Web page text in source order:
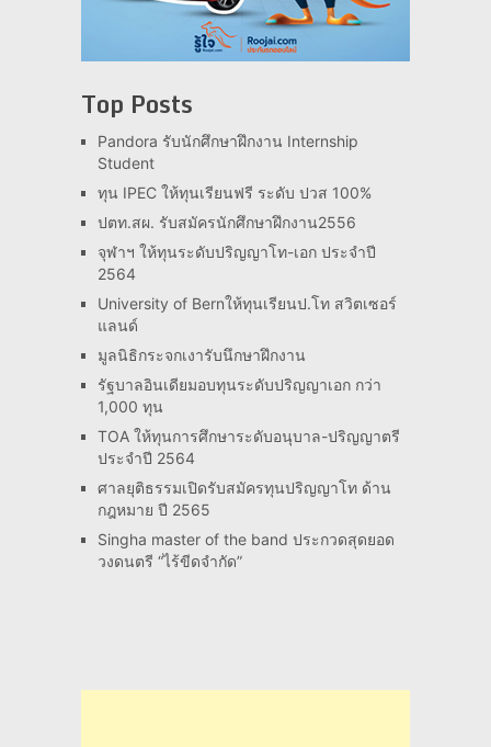
Top Posts
Pandora รับนักศึกษาฝึกงาน Internship
Student
ทุน IPEC ให้ทุนเรียนฟรี ระดับ ปวส 100%
ปตท.สผ. รับสมัครนักศึกษาฝึกงาน2556
จุฬาฯ ให้ทุนระดับปริญญาโท-เอก ประจำปี
2564
University of Bernให้ทุนเรียนป.โท สวิตเซอร์
แลนด์
มูลนิธิกระจกเงารับนึกษาฝึกงาน
รัฐบาลอินเดียมอบทุนระดับปริญญาเอก กว่า
1,000 ทุน
TOA ให้ทุนการศึกษาระดับอนุบาล-ปริญญาตรี
ประจำปี 2564
ศาลยุติธรรมเปิดรับสมัครทุนปริญญาโท ด้าน
กฎหมาย ปี 2565
Singha master of the band ประกวดสุดยอด
วงดนตรี “ไร้ขีดจำกัด”